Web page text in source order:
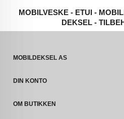
MOBILVESKE - ETUI -
DEKSEL -
MOBILDEKSEL AS
DIN KONTO
OM BUTIKKEN